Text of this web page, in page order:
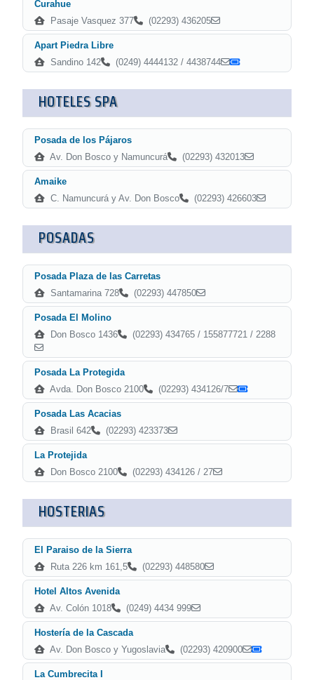
Curahue
Pasaje Vasquez 377
(02293) 436205
Apart Piedra Libre
Sandino 142
(0249) 4444132 / 4438744
HOTELES SPA
Posada de los Pájaros
Av. Don Bosco y Namuncurá
(02293) 432013
Amaike
C. Namuncurá y Av. Don Bosco
(02293) 426603
POSADAS
Posada Plaza de las Carretas
Santamarina 728
(02293) 447850
Posada El Molino
Don Bosco 1436
(02293) 434765 / 155877721 / 2288
Posada La Protegida
Avda. Don Bosco 2100
(02293) 434126/7
Posada Las Acacias
Brasil 642
(02293) 423373
La Protejida
Don Bosco 2100
(02293) 434126 / 27
HOSTERIAS
El Paraiso de la Sierra
Ruta 226 km 161,5
(02293) 448580
Hotel Altos Avenida
Av. Colón 1018
(0249) 4434 999
Hostería de la Cascada
Av. Don Bosco y Yugoslavia
(02293) 420900
La Cumbrecita I